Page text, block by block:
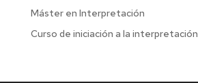
Máster en Interpretación
Curso de iniciación a la interpretación